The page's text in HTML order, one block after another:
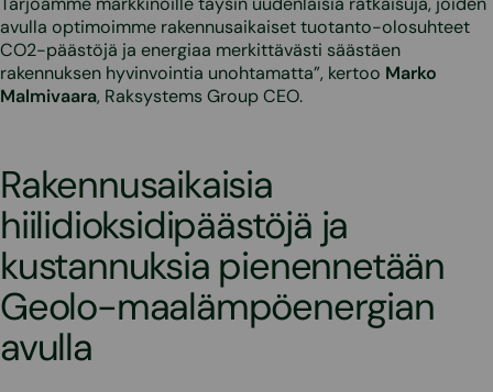
avulla optimoimme rakennusaikaiset tuotanto-olosuhteet
CO2-päästöjä ja energiaa merkittävästi säästäen
rakennuksen hyvinvointia unohtamatta”, kertoo Marko
Malmivaara, Raksystems Group CEO.
Rakennusaikaisia
hiilidioksidipäästöjä ja
kustannuksia pienennetään
Geolo-maalämpöenergian
avulla